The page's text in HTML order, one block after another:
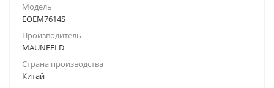
Модель
EOEM7614S
Производитель
MAUNFELD
Страна производства
Китай